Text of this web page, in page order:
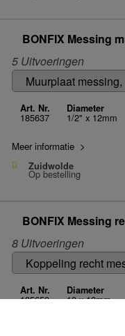
BONFIX Messing
5 Uitvoeringen
Art. Nr.
185637
Diameter
1/2" x 12mm
Meer informatie >
Zuidwolde
Op bestelling
BONFIX Messing
8 Uitvoeringen
Art. Nr.
185650
Diameter
10 x 10mm